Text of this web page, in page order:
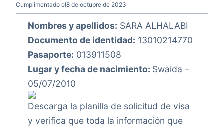
Cumplimentado el8 de octubre de 2023
Nombres y apellidos: SARA ALHALABI
Documento de identidad: 13010214770
Pasaporte: 013911508
Lugar y fecha de nacimiento: Swaida –
05/07/2010
Descarga la planilla de solicitud de visa
y verifica que toda la información que